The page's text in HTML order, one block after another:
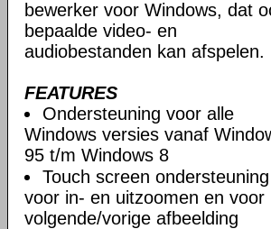
bewerker voor Windows, dat
bepaalde video- en
audiobestanden kan afspelen.
FEATURES
Ondersteuning voor alle
Windows versies vanaf
95 t/m Windows 8
Touch screen ondersteuning
voor in- en uitzoomen en voor
volgende/vorige afbeelding